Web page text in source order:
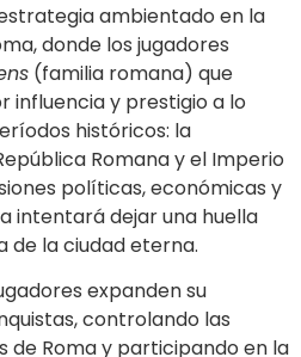
ambientado en la
donde los jugadores
(familia romana) que
influencia y prestigio a lo
históricos: la
Romana y el Imperio
políticas, económicas y
intentará dejar una huella
de la ciudad eterna.
expanden su
controlando las
de Roma y participando en la